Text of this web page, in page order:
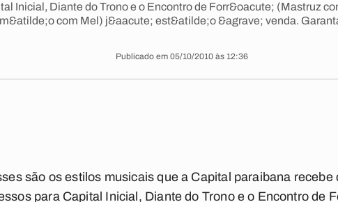
Inicial, Diante do Trono e o Encontro de Forr&oacute; (Mastruz
com Mel) j&aacute; est&atilde;o &agrave; venda.
Publicado em 05/10/2010 às 12:36
são os estilos musicais que a Capital paraibana
para Capital Inicial, Diante do Trono e o Encontro de